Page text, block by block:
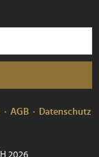
AGB
Datenschutz